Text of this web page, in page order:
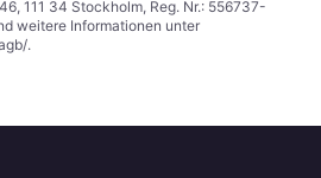
111 34 Stockholm, Reg. Nr.: 556737-
weitere Informationen unter
.